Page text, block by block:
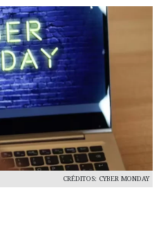
CRÉDITOS: CYBER MONDAY